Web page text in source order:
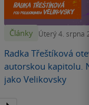
Články Úterý 4. srpna
Radka Třeštíková
autorskou kapitolu.
jako Velikovsky